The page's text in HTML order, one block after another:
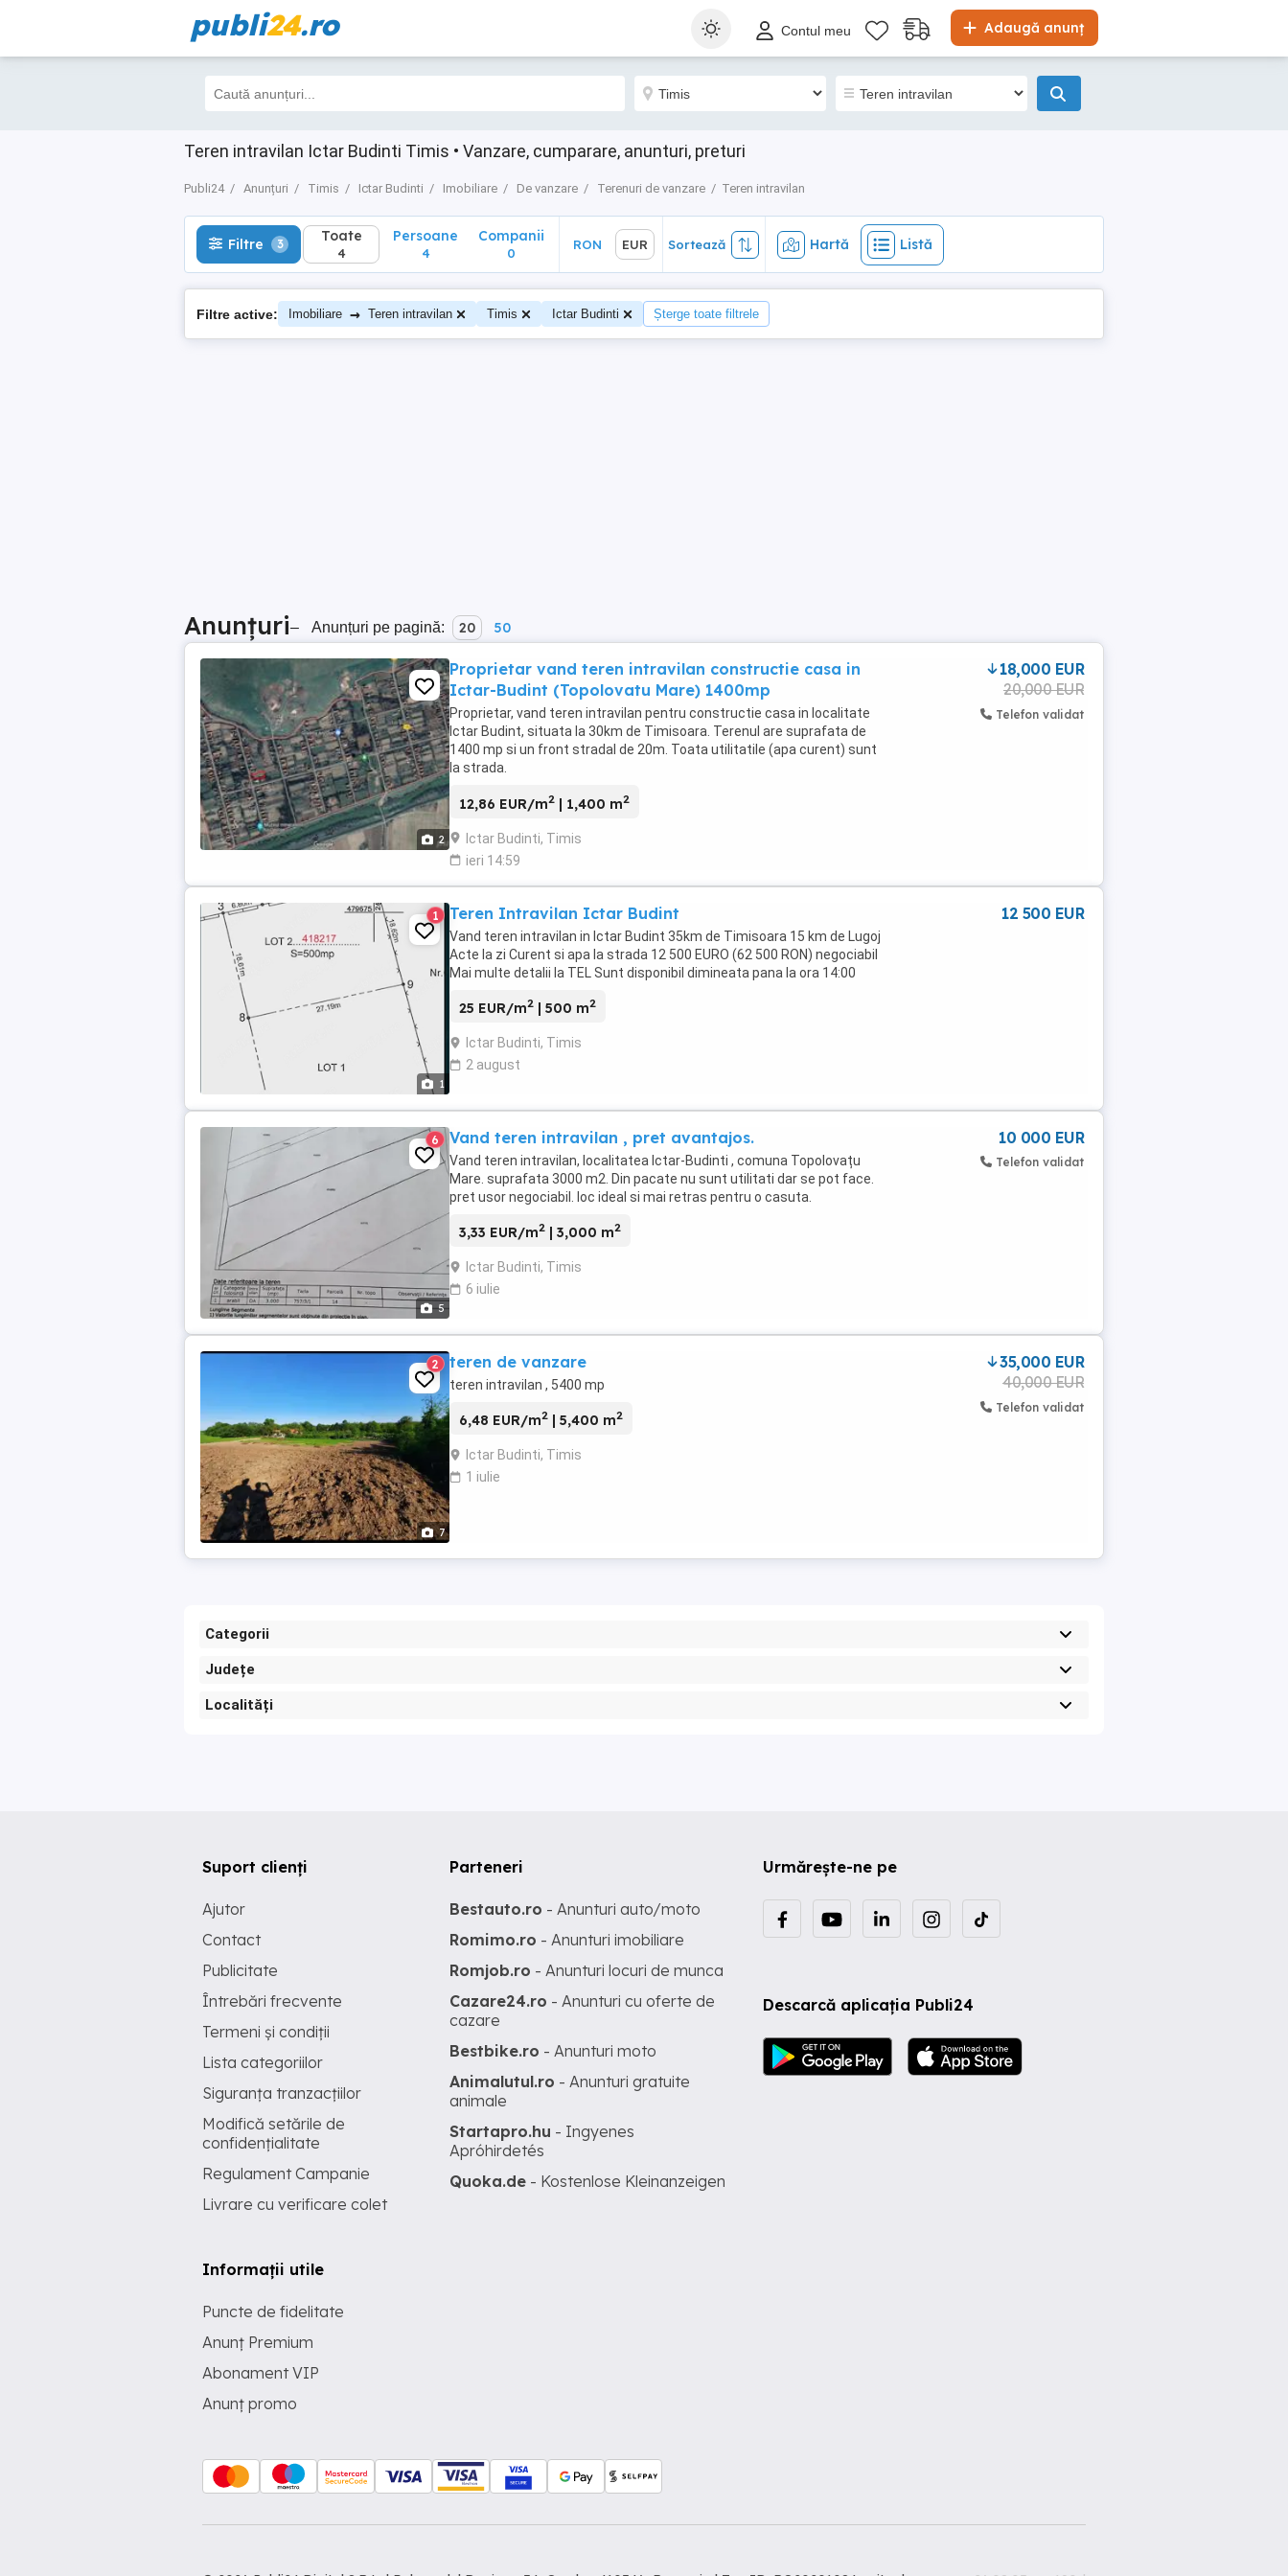
publi24.ro Adaugă anunț
Contul meu
Teren intravilan Ictar Budinti Timis • Vanzare, cumparare, anunturi, preturi
Publi24 Anunțuri Timis Ictar Budinti Imobiliare De vanzare Terenuri de vanzare Teren intravilan
Filtre 3 Toate
4
Sortează Hartă Listă
Filtre 3 Toate
4
Persoane
4
Companii
0
RON EUR Sortează Hartă Listă
Filtre active: Imobiliare → Teren intravilan Timis Ictar Budinti Șterge toate filtrele
Anunțuri– Anunțuri pe pagină: 20 50
2
Proprietar vand teren intravilan constructie casa in
Ictar-Budint (Topolovatu Mare) 1400mp
Proprietar, vand teren intravilan pentru constructie casa in localitate
Ictar Budint, situata la 30km de Timisoara. Terenul are suprafata de
1400 mp si un front stradal de 20m. Toata utilitatile (apa curent) sunt
la strada.
12,86 EUR/m2 | 1,400 m2
Ictar Budinti, Timis
ieri 14:59
18,000 EUR
20,000 EUR
Telefon validat
1
1 Teren Intravilan Ictar Budint
Vand teren intravilan in Ictar Budint 35km de Timisoara 15 km de Lugoj
Acte la zi Curent si apa la strada 12 500 EURO (62 500 RON) negociabil
Mai multe detalii la TEL Sunt disponibil dimineata pana la ora 14:00
25 EUR/m2 | 500 m2
Ictar Budinti, Timis
2 august
12 500 EUR
5
6 Vand teren intravilan , pret avantajos.
Vand teren intravilan, localitatea Ictar-Budinti , comuna Topolovațu
Mare. suprafata 3000 m2. Din pacate nu sunt utilitati dar se pot face.
pret usor negociabil. loc ideal si mai retras pentru o casuta.
3,33 EUR/m2 | 3,000 m2
Ictar Budinti, Timis
6 iulie
10 000 EUR
Telefon validat
7
2 teren de vanzare
teren intravilan , 5400 mp
6,48 EUR/m2 | 5,400 m2
Ictar Budinti, Timis
1 iulie
35,000 EUR
40,000 EUR
Telefon validat
Categorii
Județe
Localități
Urmărește-ne pe
Descarcă aplicația Publi24
Suport clienți
Ajutor
Contact
Publicitate
Întrebări frecvente
Termeni și condiții
Lista categoriilor
Siguranța tranzacțiilor
Modifică setările de
confidențialitate
Regulament Campanie
Livrare cu verificare colet
Informații utile
Puncte de fidelitate
Anunț Premium
Abonament VIP
Anunț promo
Parteneri
Bestauto.ro - Anunturi auto/moto
Romimo.ro - Anunturi imobiliare
Romjob.ro - Anunturi locuri de munca
Cazare24.ro - Anunturi cu oferte de
cazare
Bestbike.ro - Anunturi moto
Animalutul.ro - Anunturi gratuite
animale
Startapro.hu - Ingyenes
Apróhirdetés
Quoka.de - Kostenlose Kleinanzeigen